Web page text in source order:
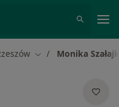
Zmień miasto
Monika